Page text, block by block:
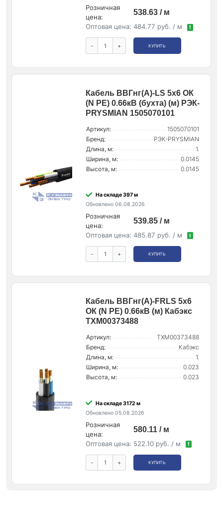
Розничная
цена:
538.63 / м
Оптовая цена: 484.77 руб. / м !
- + КУПИТЬ
Кабель ВВГнг(А)-LS 5х6 ОК
(N PE) 0.66кВ (бухта) (м) РЭК-
PRYSMIAN 1505070101
Артикул:
1505070101
Бренд:
РЭК-PRYSMIAN
Длина, м:
1.
Ширина, м:
0.0145
Высота, м:
0.0145
На складе 397 м
Обновлено 06.08.2026
Розничная
цена:
539.85 / м
Оптовая цена: 485.87 руб. / м !
- + КУПИТЬ
Кабель ВВГнг(А)-FRLS 5х6
ОК (N PE) 0.66кВ (м) Кабэкс
ТХМ00373488
Артикул:
ТХМ00373488
Бренд:
Кабэкс
Длина, м:
1.
Ширина, м:
0.023
Высота, м:
0.023
На складе 3172 м
Обновлено 05.08.2026
Розничная
цена:
580.11 / м
Оптовая цена: 522.10 руб. / м !
- + КУПИТЬ